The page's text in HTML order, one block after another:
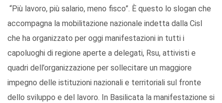
“Più lavoro, più salario, meno fisco”. È questo lo slogan che
accompagna la mobilitazione nazionale indetta dalla Cisl
che ha organizzato per oggi manifestazioni in tutti i
capoluoghi di regione aperte a delegati, Rsu, attivisti e
quadri dell’organizzazione per sollecitare un maggiore
impegno delle istituzioni nazionali e territoriali sul fronte
dello sviluppo e del lavoro. In Basilicata la manifestazione si